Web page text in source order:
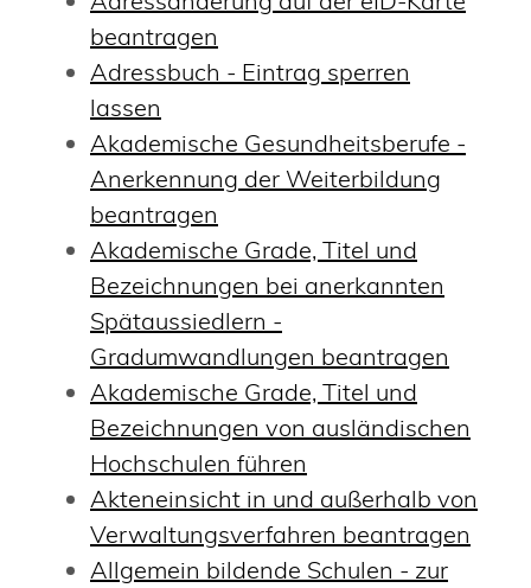
beantragen
Adressbuch - Eintrag sperren
lassen
Akademische Gesundheitsberufe -
Anerkennung der Weiterbildung
beantragen
Akademische Grade, Titel und
Bezeichnungen bei anerkannten
Spätaussiedlern -
Gradumwandlungen beantragen
Akademische Grade, Titel und
Bezeichnungen von ausländischen
Hochschulen führen
Akteneinsicht in und außerhalb von
Verwaltungsverfahren beantragen
Allgemein bildende Schulen - zur